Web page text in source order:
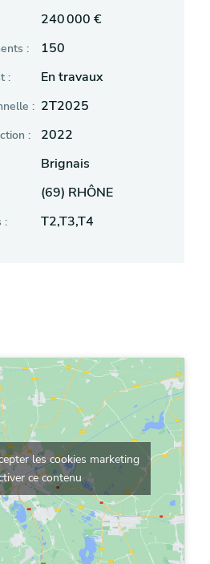
240 000 €
: 150
: En travaux
: 2T2025
: 2022
Brignais
(69) RHÔNE
: T2,T3,T4
les cookies marketing
ce contenu